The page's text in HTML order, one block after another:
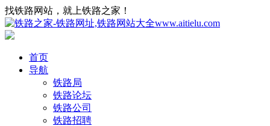
找铁路网站，就上铁路之家！
首页
导航
铁路局
铁路论坛
铁路公司
铁路招聘